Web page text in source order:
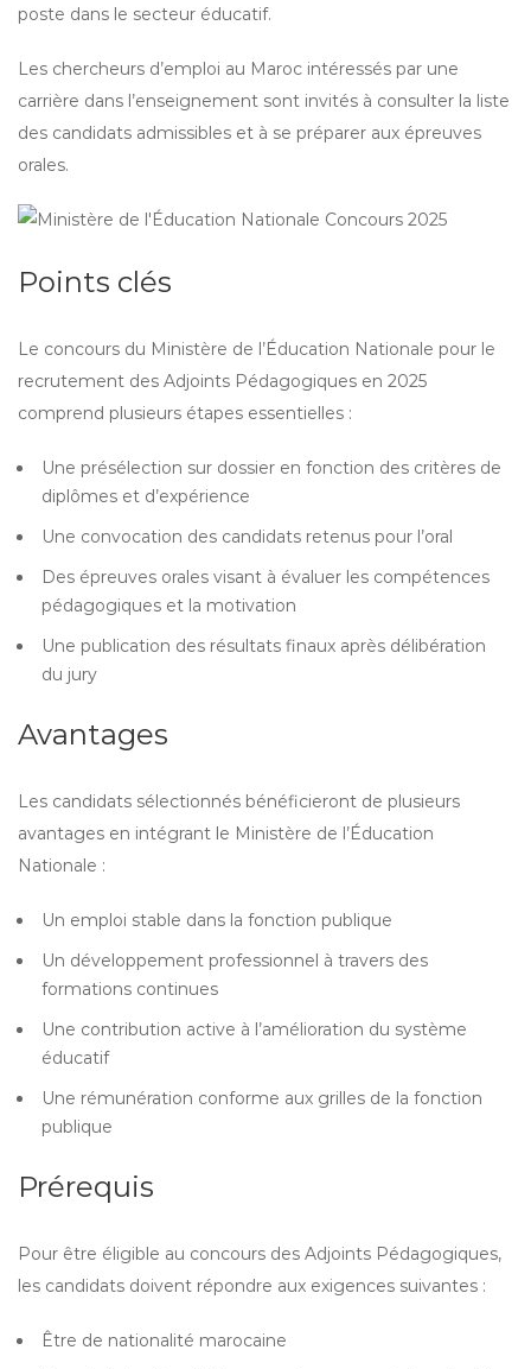
poste dans le secteur éducatif.
Les chercheurs d’emploi au Maroc intéressés par une
carrière dans l’enseignement sont invités à consulter la liste
des candidats admissibles et à se préparer aux épreuves
orales.
Points clés
Le concours du Ministère de l’Éducation Nationale pour le
recrutement des Adjoints Pédagogiques en 2025
comprend plusieurs étapes essentielles :
Une présélection sur dossier en fonction des critères de
diplômes et d’expérience
Une convocation des candidats retenus pour l’oral
Des épreuves orales visant à évaluer les compétences
pédagogiques et la motivation
Une publication des résultats finaux après délibération
du jury
Avantages
Les candidats sélectionnés bénéficieront de plusieurs
avantages en intégrant le Ministère de l’Éducation
Nationale :
Un emploi stable dans la fonction publique
Un développement professionnel à travers des
formations continues
Une contribution active à l’amélioration du système
éducatif
Une rémunération conforme aux grilles de la fonction
publique
Prérequis
Pour être éligible au concours des Adjoints Pédagogiques,
les candidats doivent répondre aux exigences suivantes :
Être de nationalité marocaine